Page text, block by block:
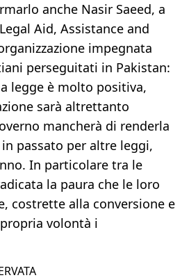
anche Nasir Saeed, a
Aid, Assistance and
impegnata
perseguitati in Pakistan:
legge è molto positiva,
sarà altrettanto
mancherà di renderla
passato per altre leggi,
In particolare tra le
la paura che le loro
costrette alla conversione e
volontà i